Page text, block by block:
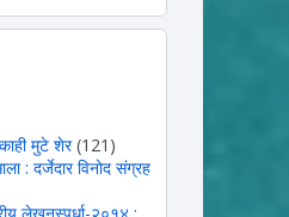
मुटे शेर (121)
: दर्जेदार विनोद संग्रह